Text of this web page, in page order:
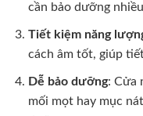
cần bảo dưỡng
Tiết kiệm năng
cách âm tốt, giúp
Dễ bảo dưỡng: Cửa
mối mọt hay mục